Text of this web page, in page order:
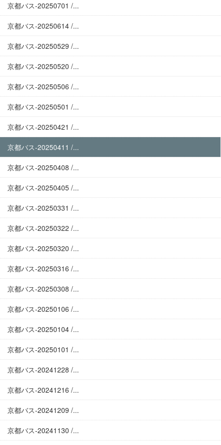
京都バス-20250701 /...
京都バス-20250614 /...
京都バス-20250529 /...
京都バス-20250520 /...
京都バス-20250506 /...
京都バス-20250501 /...
京都バス-20250421 /...
京都バス-20250411 /...
京都バス-20250408 /...
京都バス-20250405 /...
京都バス-20250331 /...
京都バス-20250322 /...
京都バス-20250320 /...
京都バス-20250316 /...
京都バス-20250308 /...
京都バス-20250106 /...
京都バス-20250104 /...
京都バス-20250101 /...
京都バス-20241228 /...
京都バス-20241216 /...
京都バス-20241209 /...
京都バス-20241130 /...